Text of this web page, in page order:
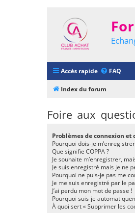
Accès rapide FAQ
Index du forum
Foire aux
Problèmes de connexion et
Pourquoi dois-je
Que signifie COPPA ?
Je souhaite m’enregistrer,
Je suis enregistré mais je ne
Pourquoi ne puis-je pas me
Je me suis enregistré par le
J’ai perdu mon mot de passe !
Pourquoi suis-je
À quoi sert « Supprimer les